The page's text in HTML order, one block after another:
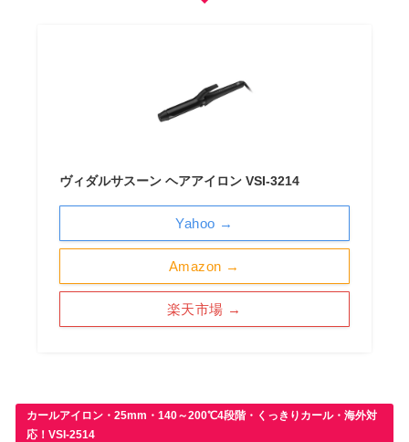
ヴィダルサスーン ヘアアイロン VSI-3214
Amazon →
楽天市場 →
Yahoo →
カールアイロン・25mm・140～200℃4段階・くっきりカール・海外対
応！VSI-2514